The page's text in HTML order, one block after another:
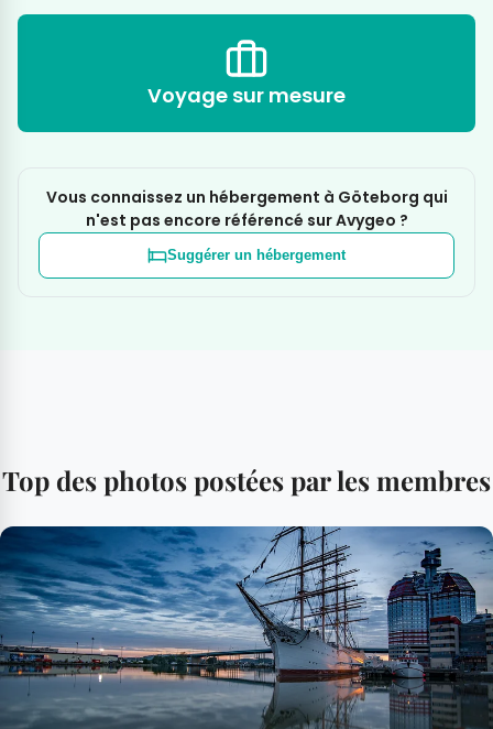
Voyage sur mesure
Vous connaissez un hébergement à Göteborg qui
n'est pas encore référencé sur Avygeo ?
Suggérer un hébergement
Top des photos postées par les membres